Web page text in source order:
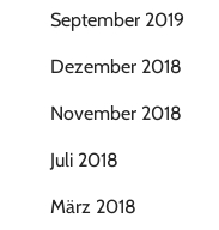
September 2019
Dezember 2018
November 2018
Juli 2018
März 2018